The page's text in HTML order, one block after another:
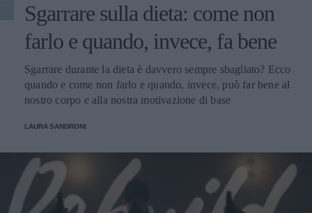
Sgarrare sulla dieta: come non
farlo e quando, invece, fa bene
Sgarrare durante la dieta è davvero sempre sbagliato? Ecco
quando e come non farlo e quando, invece, può far bene al
nostro corpo e alla nostra motivazione di base
LAURA SANDRONI